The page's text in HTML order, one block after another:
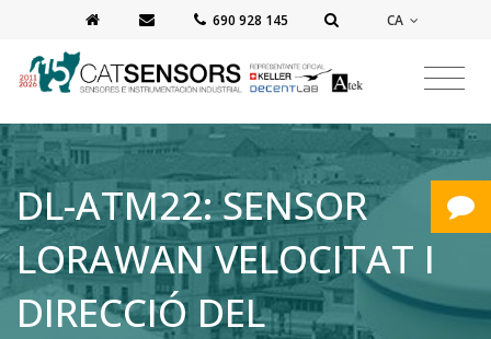
‭690 928 145‬ CA
DL-ATM22: SENSOR
LORAWAN VELOCITAT I
DIRECCIÓ DEL